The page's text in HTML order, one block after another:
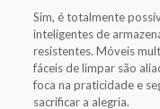
Sim, é totalmente
inteligentes de
resistentes. Móveis
fáceis de limpar são
foca na praticidade e
sacrificar a alegria.